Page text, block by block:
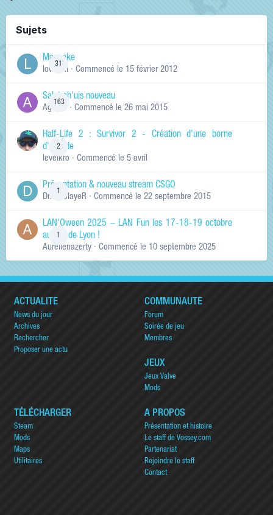
Sujets
31
Manneke
lowskill · Commencé le 15 février 2012
163
Salut ch'uis nouveau
Ag0Nie · Commencé le 26 mai 2015
2
Half-Life 2 : Survivor 2 - Création d'une borne
d'arcade
levelkro · Commencé le 5 avril
1
Présentation & nouveau stream CSGO
Dr.KinSlayeR · Commencé le 22 septembre 2015
1
LAN'Oween 2025 – LAN Fun les 17-18-19 octobre
au sud de Lyon !
Aurelienazerty · Commencé le 10 septembre 2025
ACTUALITÉ
News du jour
Archives
Rechercher
Proposer une actu
COMMUNAUTÉ
Forum
Soirée de jeu
Membres
JEUX
Jeux Valve
Mods
TÉLÉCHARGER
Steam
Mods
Maps
Utilitaires
A PROPOS
Présentation et histoire
Le staff de Vossey.com
Partenariat
Rejoindre le staff
Contact